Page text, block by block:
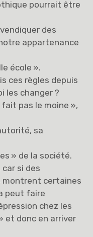
pourrait être
des
appartenance
école ».
ces règles depuis
les changer ?
fait pas le moine »,
sa
» de la société.
car si des
montrent certaines
peut faire
chez les
et donc en arriver